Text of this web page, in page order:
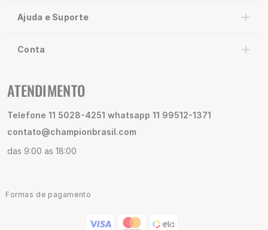
Ajuda e Suporte
Conta
ATENDIMENTO
Telefone 11 5028-4251 whatsapp 11 99512-1371
contato@championbrasil.com
das 9:00 as 18:00
Formas de pagamento